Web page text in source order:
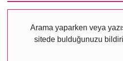
Arama yaparken veya
sitede bulduğunuzu